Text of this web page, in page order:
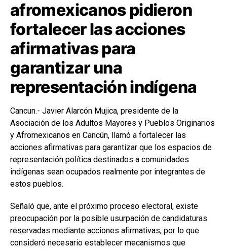
afromexicanos pidieron
fortalecer las acciones
afirmativas para
garantizar una
representación indígena
Cancun.- Javier Alarcón Mujica, presidente de la
Asociación de los Adultos Mayores y Pueblos Originarios
y Afromexicanos en Cancún, llamó a fortalecer las
acciones afirmativas para garantizar que los espacios de
representación política destinados a comunidades
indígenas sean ocupados realmente por integrantes de
estos pueblos.
Señaló que, ante el próximo proceso electoral, existe
preocupación por la posible usurpación de candidaturas
reservadas mediante acciones afirmativas, por lo que
consideró necesario establecer mecanismos que